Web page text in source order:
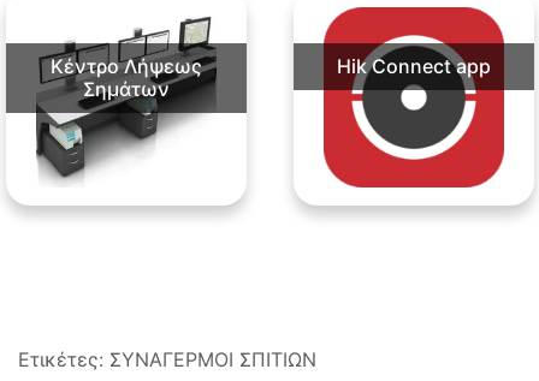
Κέντρο Λήψεως
Σημάτων
Hik Connect app
Ετικέτες: ΣΥΝΑΓΕΡΜΟΙ ΣΠΙΤΙΩΝ